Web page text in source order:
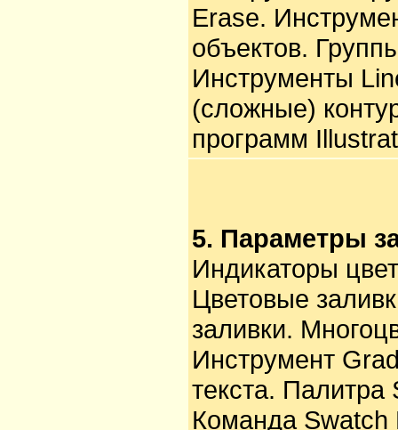
Erase.
объектов.
Инструменты
(сложные)
программ
5. Параметры
Индикаторы
Цветовые
заливки.
Инструмент
текста.
Команда Swatch